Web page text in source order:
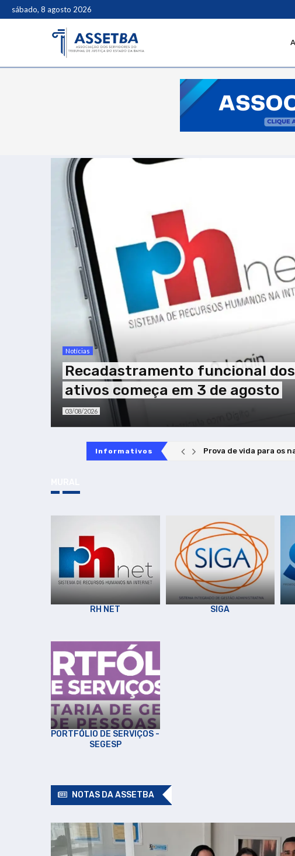
sábado, 8 agosto 2026
Notícias
Recadastramento funcional
ativos começa em 3 de agosto
03/08/2026
Informativos PJBA acolhe a
RH NET SIGA
PORTFÓLIO DE SERVIÇOS -
SEGESP
NOTAS DA ASSETBA